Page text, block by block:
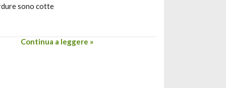
sono cotte
Continua a leggere »